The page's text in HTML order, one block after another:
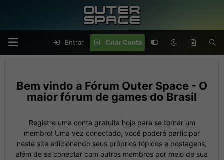
Entrar Criar Conta
Fórum Outer Space - O
maior fórum de games do Brasil
Registre uma conta gratuita hoje para se tornar um
membro! Uma vez conectado, você poderá participar
neste site adicionando seus próprios tópicos e postagens,
além de se conectar com outros membros por meio de sua